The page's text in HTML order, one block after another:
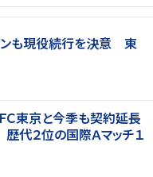
ンも現役続行を決意 東
Ｃ東京と今季も契約延長
２位の国際Ａマッチ１